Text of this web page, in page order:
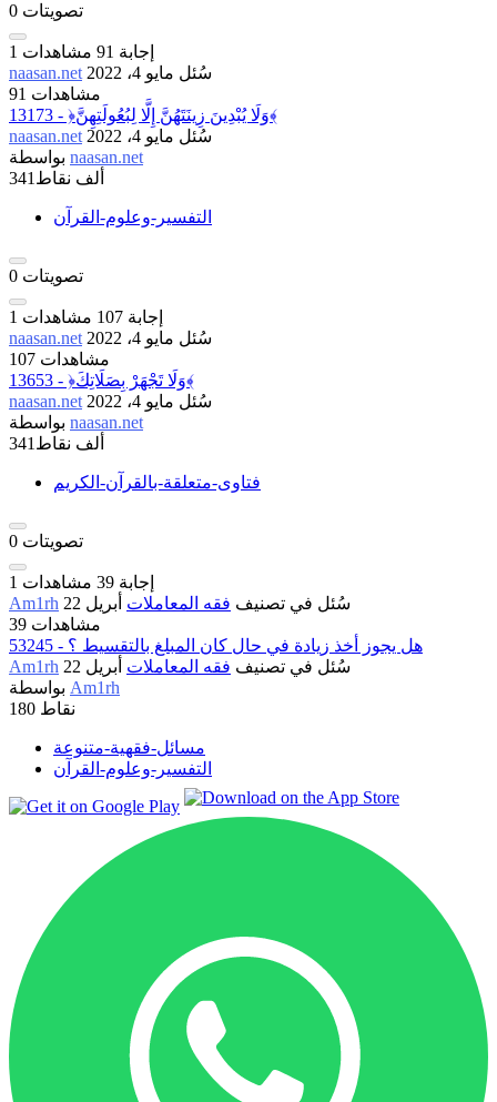
0 تصويتات
1 إجابة 91 مشاهدات
naasan.net
سُئل مايو 4، 2022
91 مشاهدات
13173 - ﴿وَلَا يُبْدِينَ زِينَتَهُنَّ إِلَّا لِبُعُولَتِهِنَّ﴾
naasan.net
سُئل مايو 4، 2022
naasan.net
341ألف نقاط
التفسير-وعلوم-القرآن
0 تصويتات
1 إجابة 107 مشاهدات
naasan.net
سُئل مايو 4، 2022
107 مشاهدات
13653 - ﴿وَلَا تَجْهَرْ بِصَلَاتِكَ﴾
naasan.net
سُئل مايو 4، 2022
naasan.net
341ألف نقاط
فتاوى-متعلقة-بالقرآن-الكريم
0 تصويتات
1 إجابة 39 مشاهدات
Am1rh
سُئل في تصنيف فقه المعاملات أبريل 22
39 مشاهدات
53245 - هل يجوز أخذ زيادة في حال كان المبلغ بالتقسيط ؟
Am1rh
سُئل في تصنيف فقه المعاملات أبريل 22
Am1rh
180 نقاط
مسائل-فقهية-متنوعة
التفسير-وعلوم-القرآن